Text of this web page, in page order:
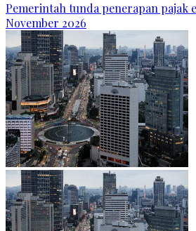
Pemerintah tunda penerapan pajak
November 2026